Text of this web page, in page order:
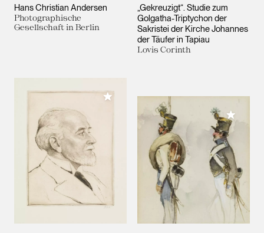
Hans Christian Andersen
Photographische
Gesellschaft in Berlin
„Gekreuzigt“. Studie zum
Golgatha-Triptychon der
Sakristei der Kirche Johannes
der Täufer in Tapiau
Lovis Corinth
Meiner Sammlung hinzufügen
Meiner